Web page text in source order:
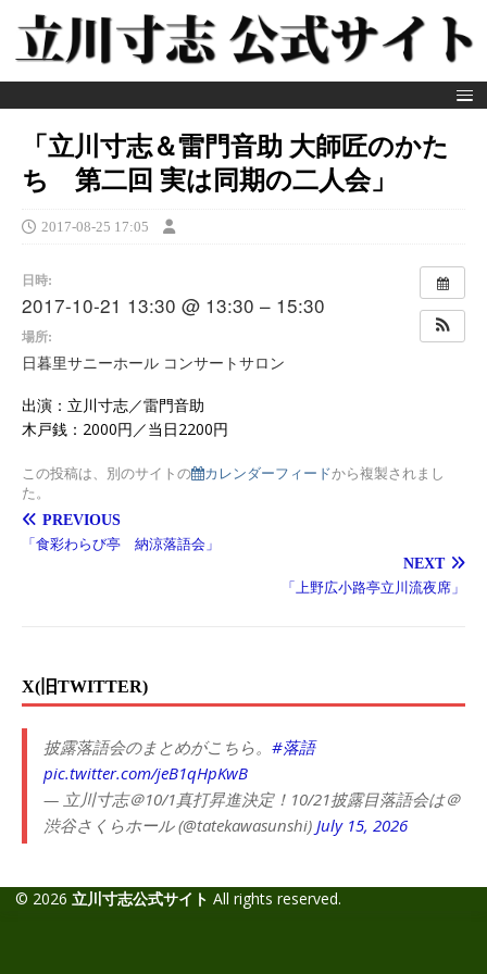
「立川寸志＆雷門音助 大師匠のかた
ち 第二回 実は同期の二人会」
2017-08-25 17:05
日時:
2017-10-21 13:30 @ 13:30 – 15:30
場所:
日暮里サニーホール コンサートサロン
出演：立川寸志／雷門音助
木戸銭：2000円／当日2200円
この投稿は、別のサイトの カレンダーフィードから複製されまし
た。
PREVIOUS
「食彩わらび亭 納涼落語会」
NEXT
「上野広小路亭立川流夜席」
X(旧TWITTER)
披露落語会のまとめがこちら。 #落語
pic.twitter.com/jeB1qHpKwB
— 立川寸志＠10/1真打昇進決定！10/21披露目落語会は＠
渋谷さくらホール (@tatekawasunshi) July 15, 2026
© 2026 立川寸志公式サイト All rights reserved.